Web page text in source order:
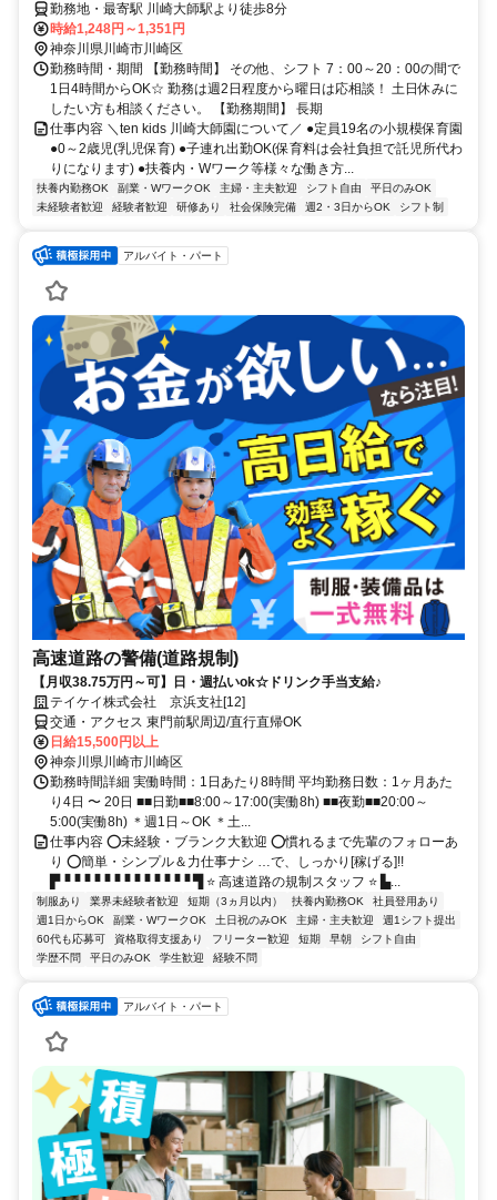
勤務地・最寄駅 川崎大師駅より徒歩8分
時給1,248円～1,351円
神奈川県川崎市川崎区
勤務時間・期間 【勤務時間】 その他、シフト 7：00～20：00の間で
1日4時間からOK☆ 勤務は週2日程度から曜日は応相談！ 土日休みに
したい方も相談ください。 【勤務期間】 長期
仕事内容 ＼ten kids 川崎大師園について／ ●定員19名の小規模保育園
●0～2歳児(乳児保育) ●子連れ出勤OK(保育料は会社負担で託児所代わ
りになります) ●扶養内・Wワーク等様々な働き方...
扶養内勤務OK 副業・WワークOK 主婦・主夫歓迎 シフト自由
平日のみOK
未経験者歓迎
経験者歓迎 研修あり 社会保険完備 週2・3日からOK シフト制
アルバイト・パート
高速道路の警備(道路規制)
【月収38.75万円～可】日・週払いok☆ドリンク手当支給♪
テイケイ株式会社 京浜支社[12]
交通・アクセス 東門前駅周辺/直行直帰OK
日給15,500円以上
神奈川県川崎市川崎区
勤務時間詳細 実働時間：1日あたり8時間 平均勤務日数：1ヶ月あた
り4日 〜 20日 ■■日勤■■8:00～17:00(実働8h) ■■夜勤■■20:00～
5:00(実働8h) ＊週1日～OK ＊土...
仕事内容 ⭕未経験・ブランク大歓迎 ⭕慣れるまで先輩のフォローあ
り ⭕簡単・シンプル＆力仕事ナシ …で、しっかり[稼げる]!!
▛▝▝▝▝▝▝▝▝▝▝▝▝▝ ▜ ⭐ 高速道路の規制スタッフ ⭐ ▙...
制服あり 業界未経験者歓迎 短期（3ヵ月以内） 扶養内勤務OK
社員登用あり
週1日からOK
副業・WワークOK 土日祝のみOK 主婦・主夫歓迎
週1シフト提出
60代も応募可
資格取得支援あり フリーター歓迎 短期 早朝
シフト自由
学歴不問
平日のみOK 学生歓迎 経験不問
アルバイト・パート